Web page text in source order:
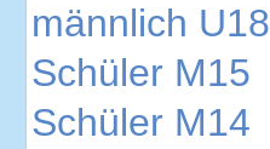
männlich U18
Schüler M15
Schüler M14